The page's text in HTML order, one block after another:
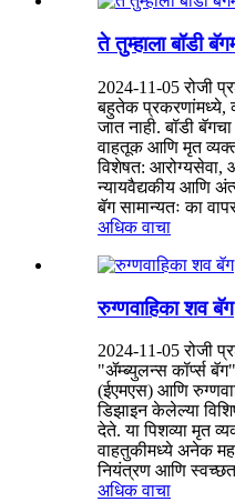
ते तुम्हाला बॉडी
2024-11-05 रोजी
बहुतेक प्रकरणांमध्ये,
जात नाही. बॉडी
वाहतूक आणि मृत
विशेषत: आरोग्यसेवा,
न्यायवैद्यकीय आणि
बॅग सामान्यतः का
अधिक वाचा
रुग्णवाहिका शव बॅग
2024-11-05 रोजी
"ॲम्ब्युलन्स कॉर्प्स
(ईएमएस) आणि
डिझाइन केलेल्या
देते. या पिशव्या मृत
वाहतुकीमध्ये अनेक
नियंत्रण आणि
अधिक वाचा